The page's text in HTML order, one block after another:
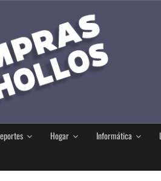
Hogar Informática